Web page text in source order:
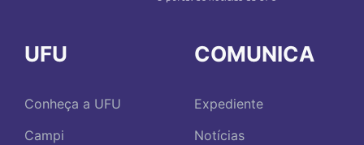
UFU
Conheça a UFU
Campi
COMUNICA
Expediente
Notícias